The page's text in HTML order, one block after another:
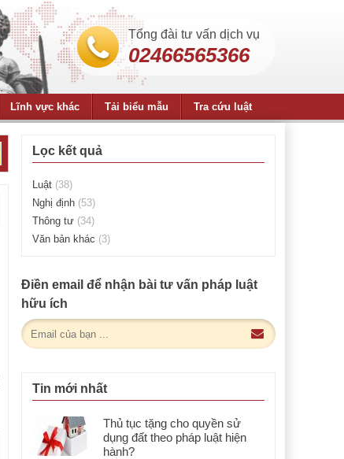
Tổng đài tư vấn dịch vụ
02466565366
Lĩnh vực khác Tải biểu mẫu Tra cứu luật
Lọc kết quả
Luật (38)
Nghị định (53)
Thông tư (34)
Văn bản khác (3)
Điền email để nhận bài tư vấn pháp luật
hữu ích
Tin mới nhất
Thủ tục tặng cho quyền sử
dụng đất theo pháp luật hiện
hành?